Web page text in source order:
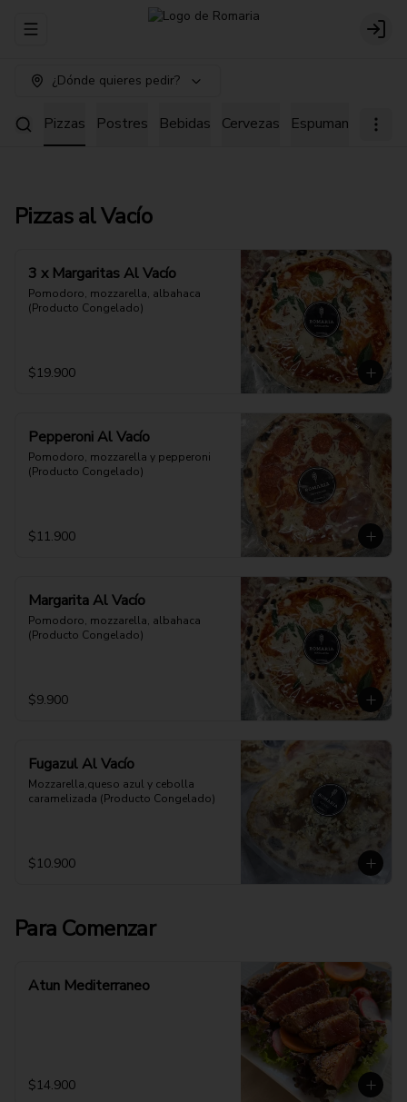
Abrir menu de navegación Login
¿Dónde quieres pedir?
Pizzas Postres Bebidas Cervezas Espumantes
Pizzas al Vacío
3 x Margaritas Al Vacío
Pomodoro, mozzarella, albahaca
(Producto Congelado)
$19.900
Pepperoni Al Vacío
Pomodoro, mozzarella y pepperoni
(Producto Congelado)
$11.900
Margarita Al Vacío
Pomodoro, mozzarella, albahaca
(Producto Congelado)
$9.900
Fugazul Al Vacío
Mozzarella,queso azul y cebolla
caramelizada (Producto Congelado)
$10.900
Para Comenzar
Atun Mediterraneo
$14.900